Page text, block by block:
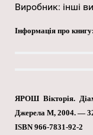
Виробник: інші
Інформація про книгу:
ЯРОШ Вікторія.
Джерела М, 2004. —
ISBN 966-7831-92-2